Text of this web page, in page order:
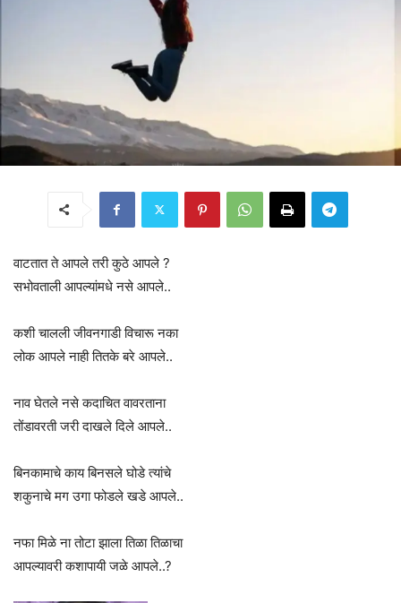
वाटतात ते आपले तरी कुठे आपले ?
सभोवताली आपल्यांमधे नसे आपले..
कशी चालली जीवनगाडी विचारू नका
लोक आपले नाही तितके बरे आपले..
नाव घेतले नसे कदाचित वावरताना
तोंडावरती जरी दाखले दिले आपले..
बिनकामाचे काय बिनसले घोडे त्यांचे
शकुनाचे मग उगा फोडले खडे आपले..
नफा मिळे ना तोटा झाला तिळा तिळाचा
आपल्यावरी कशापायी जळे आपले..?